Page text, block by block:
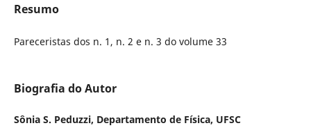
Resumo
Pareceristas dos n. 1, n. 2 e n. 3 do volume 33
Biografia do Autor
Sônia S. Peduzzi, Departamento de Física, UFSC